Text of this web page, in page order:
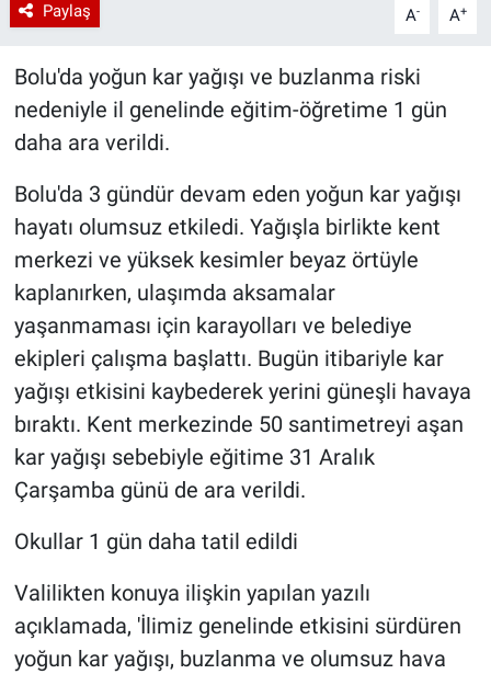
Paylaş A- A+
Bolu'da yoğun kar yağışı ve buzlanma riski
nedeniyle il genelinde eğitim-öğretime 1 gün
daha ara verildi.
Bolu'da 3 gündür devam eden yoğun kar yağışı
hayatı olumsuz etkiledi. Yağışla birlikte kent
merkezi ve yüksek kesimler beyaz örtüyle
kaplanırken, ulaşımda aksamalar
yaşanmaması için karayolları ve belediye
ekipleri çalışma başlattı. Bugün itibariyle kar
yağışı etkisini kaybederek yerini güneşli havaya
bıraktı. Kent merkezinde 50 santimetreyi aşan
kar yağışı sebebiyle eğitime 31 Aralık
Çarşamba günü de ara verildi.
Okullar 1 gün daha tatil edildi
Valilikten konuya ilişkin yapılan yazılı
açıklamada, 'İlimiz genelinde etkisini sürdüren
yoğun kar yağışı, buzlanma ve olumsuz hava